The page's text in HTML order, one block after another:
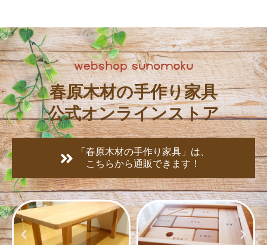
春原木材の手作り家具
公式オンラインストア
「春原木材の手作り家具」は、
こちらから通販できます！